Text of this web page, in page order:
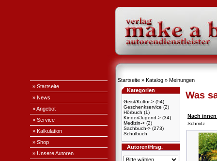
» Startseite
» News
» Angebot
» Service
» Kalkulation
» Shop
» Unsere Autoren
Startseite » Katalog » Meinungen
Kategorien
Geist/Kultur-> (54)
Geschenkservice (2)
Hörbuch (1)
Kinder/Jugend-> (34)
Medizin-> (2)
Sachbuch-> (273)
Schulbuch
Autoren/Hrsg.
Was
Nach
Schmitz